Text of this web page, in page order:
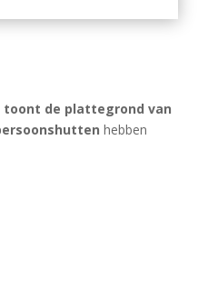
toont de plattegrond van
hebben